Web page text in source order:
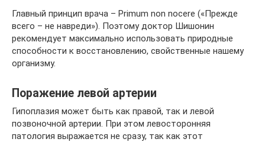
Главный принцип врача – Primum non nocere («Прежде
всего – не навреди»). Поэтому доктор Шишонин
рекомендует максимально использовать природные
способности к восстановлению, свойственные нашему
организму.
Поражение левой артерии
Гипоплазия может быть как правой, так и левой
позвоночной артерии. При этом левосторонняя
патология выражается не сразу, так как этот